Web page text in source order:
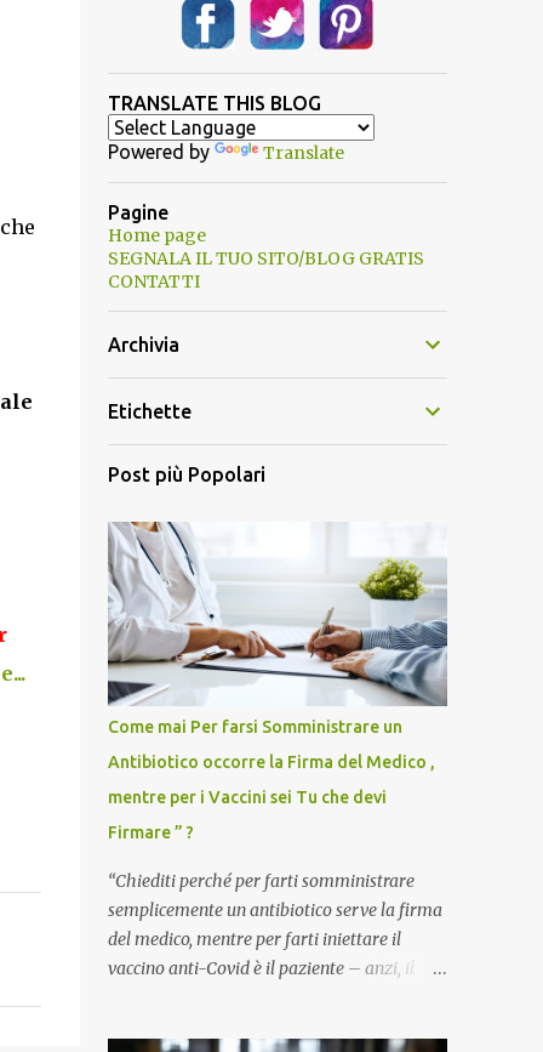
TRANSLATE THIS BLOG
Powered by Translate
Pagine
Home page
SEGNALA IL TUO SITO/BLOG GRATIS
CONTATTI
Archivia
Etichette
Post più Popolari
Come mai Per farsi Somministrare un
Antibiotico occorre la Firma del Medico ,
mentre per i Vaccini sei Tu che devi
Firmare ” ?
“Chiediti perché per farti somministrare
semplicemente un antibiotico serve la firma
del medico, mentre per farti iniettare il
vaccino anti-Covid è il paziente – anzi, il